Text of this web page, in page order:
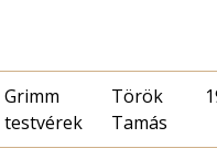
Grimm
testvérek
Török
Tamás